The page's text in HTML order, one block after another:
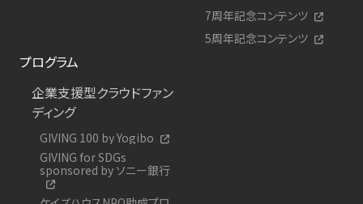
7周年記念コンテンツ
5周年記念コンテンツ
プログラム
企業支援型クラウドファン
ディング
GIVING 100 by Yogibo
GIVING for SDGs
sponsored by ソニー銀行